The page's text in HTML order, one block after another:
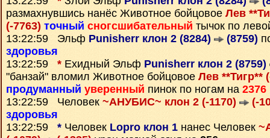
размахнувшись нанёс Животное бойцовое Лев
(-7763) точный сногсшибательный тычок по
13:22:59 Эльф Punisherr клон 2 (8284) (8759)
здоровья
13:22:59 * Ехидный Эльф Punisherr клон 2 (8759)
"банзай" вломил Животное бойцовое Лев **Тигр**
продуманный уверенный пинок по ногам на 2376
13:22:59 Человек ~АНУБИС~ клон 2 (-1170)
(-
здоровья
13:22:59 * Человек Lopro клон 1 нанес Человек